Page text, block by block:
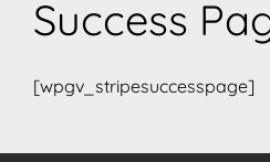
Success
[wpgv_stripesuccesspage]